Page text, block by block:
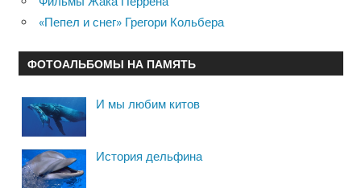
«Пепел и снег» Грегори Кольбера
ФОТОАЛЬБОМЫ НА ПАМЯТЬ
И мы любим китов
История дельфина